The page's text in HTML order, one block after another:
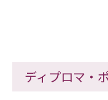
ディプロマ・